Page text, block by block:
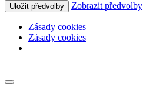
Uložit předvolby
Zobrazit předvolby
Zásady cookies
Zásady cookies
to